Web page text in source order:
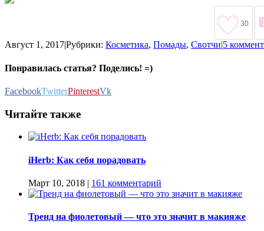
30
Август 1, 2017|Рубрики: Косметика, Помады, Свотчи|5
Понравилась статья? Поделись! =)
FacebookTwitterPinterestVk
Читайте также
iHerb: Как себя порадовать
Март 10, 2018 | 161 комментарий
Тренд на фиолетовый — что это значит в макияже